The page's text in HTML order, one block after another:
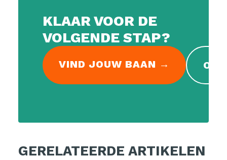
KLAAR VOOR DE
VOLGENDE STAP?
VIND JOUW BAAN →
GERELATEERDE ARTIKELEN